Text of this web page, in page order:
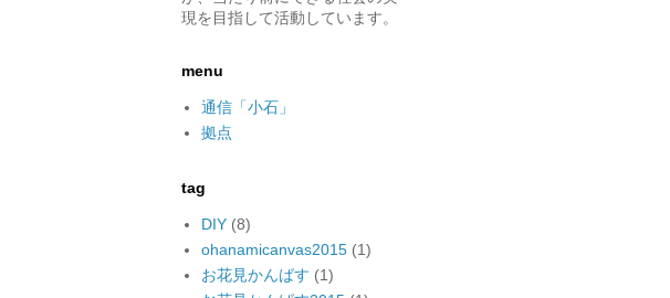
現を目指して活動しています。
menu
通信「小石」
拠点
tag
DIY (8)
ohanamicanvas2015 (1)
お花見かんばす (1)